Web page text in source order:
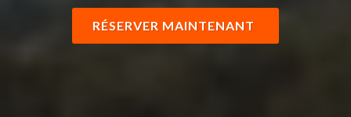
RÉSERVER MAINTENANT